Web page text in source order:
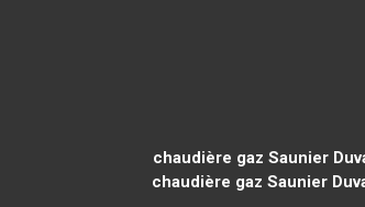
chaudière gaz Saunier
chaudière gaz Saunier